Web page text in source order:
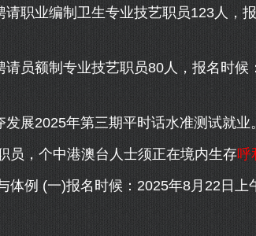
业编制卫生专业技艺职员123人，报
额制专业技艺职员80人，报名时候
2025年第三期平时话水准测试就业
员，个中港澳台人士须正在境内生存呼
体例 (一)报名时候：2025年8月22日上